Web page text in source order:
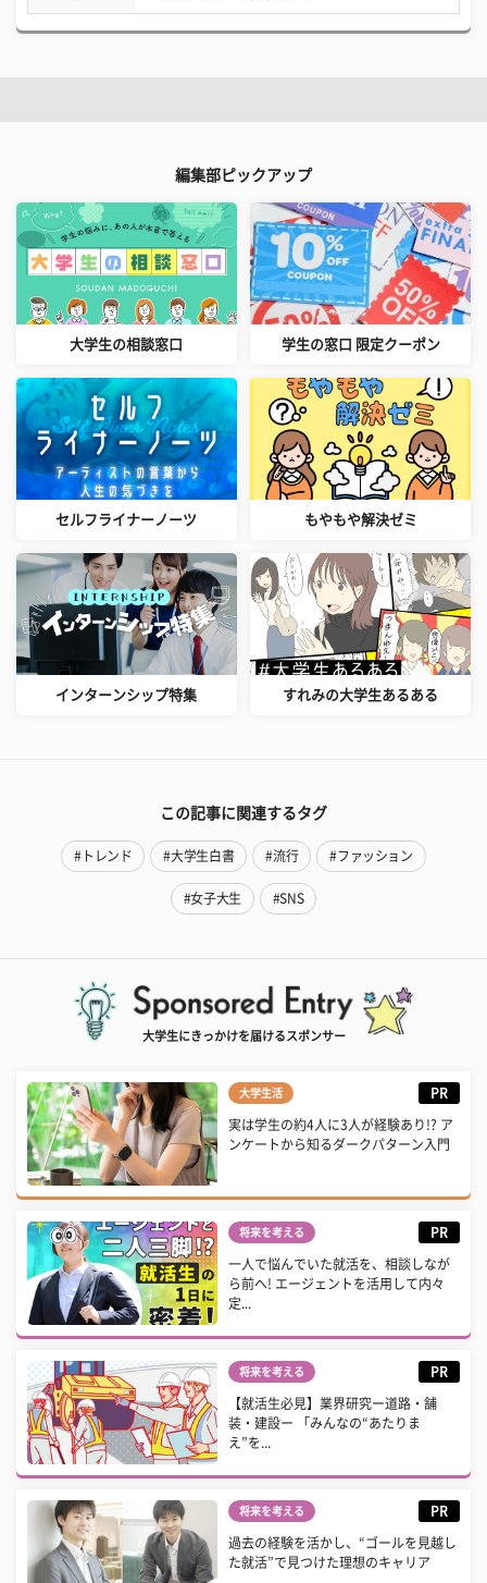
編集部ピックアップ
大学生の相談窓口 学生の窓口 限定クーポン
セルフライナーノーツ もやもや解決ゼミ
インターンシップ特集 すれみの大学生あるある
この記事に関連するタグ
#トレンド #大学生白書 #流行 #ファッション
#女子大生 #SNS
大学生にきっかけを届けるスポンサー
大学生活 PR
実は学生の約4人に3人が経験あり!? ア
ンケートから知るダークパターン入門
将来を考える PR
一人で悩んでいた就活を、相談しなが
ら前へ! エージェントを活用して内々
定...
将来を考える PR
【就活生必見】業界研究ー道路・舗
装・建設ー 「みんなの“あたりま
え”を...
将来を考える PR
過去の経験を活かし、“ゴールを見越し
た就活”で見つけた理想のキャリア